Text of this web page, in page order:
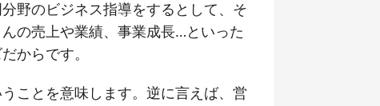
野のビジネス指導をするとして、そ
の売上や業績、事業成長…といった
からです。
ことを意味します。逆に言えば、営